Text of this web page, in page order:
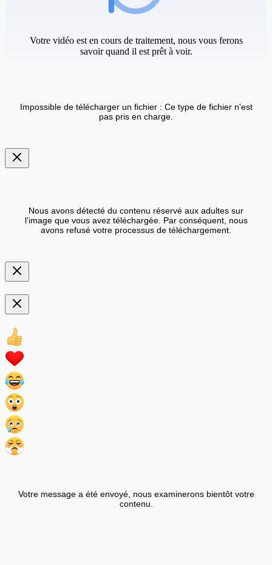
Votre vidéo est en cours de traitement, nous vous ferons
savoir quand il est prêt à voir.
Impossible de télécharger un fichier : Ce type de fichier n'est
pas pris en charge.
Nous avons détecté du contenu réservé aux adultes sur
l'image que vous avez téléchargée. Par conséquent, nous
avons refusé votre processus de téléchargement.
Votre message a été envoyé, nous examinerons bientôt votre
contenu.